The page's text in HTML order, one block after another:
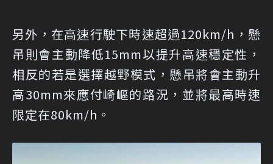
另外，在高速行駛下時速超過120km/h，懸
吊則會主動降低15mm以提升高速穩定性，
相反的若是選擇越野模式，懸吊將會主動升
高30mm來應付崎嶇的路況，並將最高時速
限定在80km/h。